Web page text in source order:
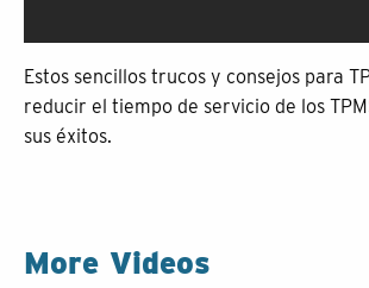
Estos sencillos trucos y consejos para
reducir el tiempo de servicio de los
sus éxitos.
More Videos